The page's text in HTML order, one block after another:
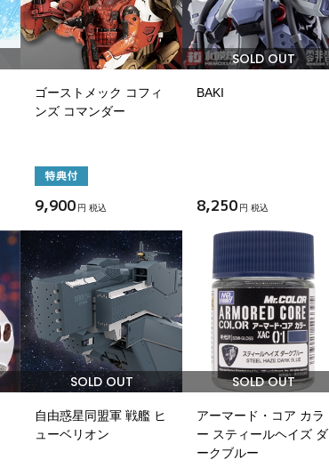
ゴーストメック コフィ
ンズ コマンダー
9,900 円 税込
SOLD OUT
BAKI
8,250 円 税込
SOLD OUT
自由惑星同盟軍 戦艦 ヒ
ューベリオン
SOLD OUT
アーマード・コア カラ
ー スティールヘイズ ダ
ークブルー